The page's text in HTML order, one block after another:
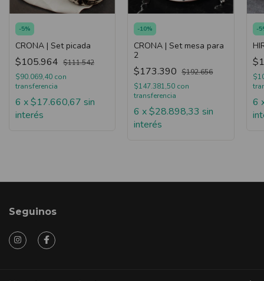
-5%
CRONA | Set picada
$105.964 $111.542
$90.069,40 con
transferencia
6 x$17.660,67 sin
interés
-10%
CRONA | Set mesa para
2
$173.390 $192.656
$147.381,50 con
transferencia
6 x$28.898,33 sin
interés
-5
6
Seguinos